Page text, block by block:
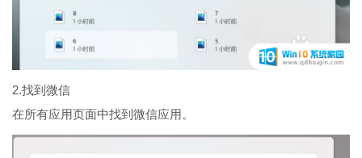
2.找到微信
在所有应用页面中找到微信应用。